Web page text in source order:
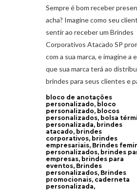
Sempre é bom receber
acha? Imagine como seu
sentir ao receber um Brindes
Corporativos Atacado SP
com a sua marca, e imagine a
que sua marca terá ao
brindes para seus clientes e
bloco de anotações
personalizado, bloco
personalizado, blocos
personalizados, bolsa
personalizada, brindes
atacado, brindes
corporativos, brindes
empresariais, Brindes
personalizados, brindes
empresas, brindes para
eventos, Brindes
personalizados, Brindes
promocionais, caderneta
personalizada,